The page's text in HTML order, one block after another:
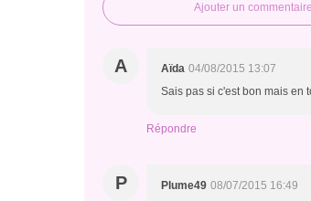
Ajouter un commentaire
A Aïda 04/08/2015 13:07
Sais pas si c'est bon mais en
Répondre
P Plume49 08/07/2015 16:49